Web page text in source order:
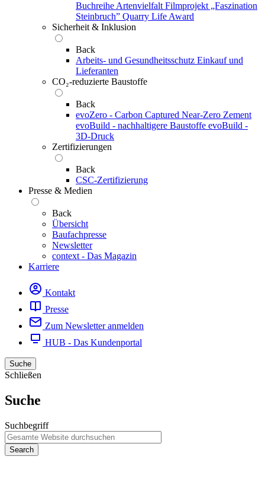
Buchreihe Artenvielfalt Filmprojekt „Faszination
Steinbruch” Quarry Life Award
Sicherheit & Inklusion
Back
Arbeits- und Gesundheitsschutz Einkauf und
Lieferanten
CO₂-reduzierte Baustoffe
Back
evoZero - Carbon Captured Near-Zero Zement
evoBuild - nachhaltigere Baustoffe evoBuild -
3D-Druck
Zertifizierungen
Back
CSC-Zertifizierung
Presse & Medien
Back
Übersicht
Baufachpresse
Newsletter
context - Das Magazin
Karriere
Kontakt
Presse
Zum Newsletter anmelden
HUB - Das Kundenportal
Suche
Schließen
Suche
Suchbegriff